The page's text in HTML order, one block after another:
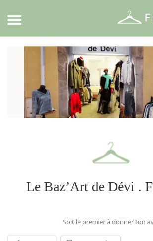
Le Baz’Art de Dévi .
Soit le premier à donner ton